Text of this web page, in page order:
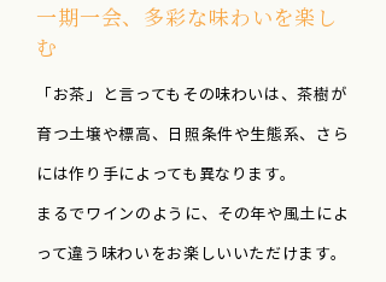
一期一会、多彩な味わいを楽し
む
「お茶」と言ってもその味わいは、茶樹が
育つ土壌や標高、日照条件や生態系、さら
には作り手によっても異なります。
まるでワインのように、その年や風土によ
って違う味わいをお楽しいいただけます。